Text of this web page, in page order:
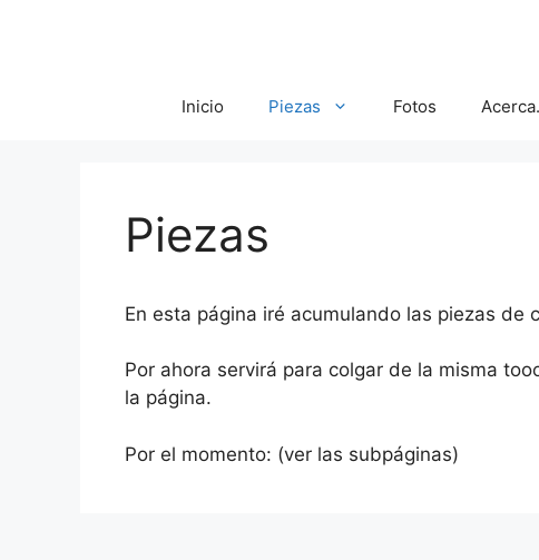
Inicio Piezas Fotos
Piezas
En esta página iré acumulando las piezas de
Por ahora servirá para colgar de la misma
la página.
Por el momento: (ver las subpáginas)